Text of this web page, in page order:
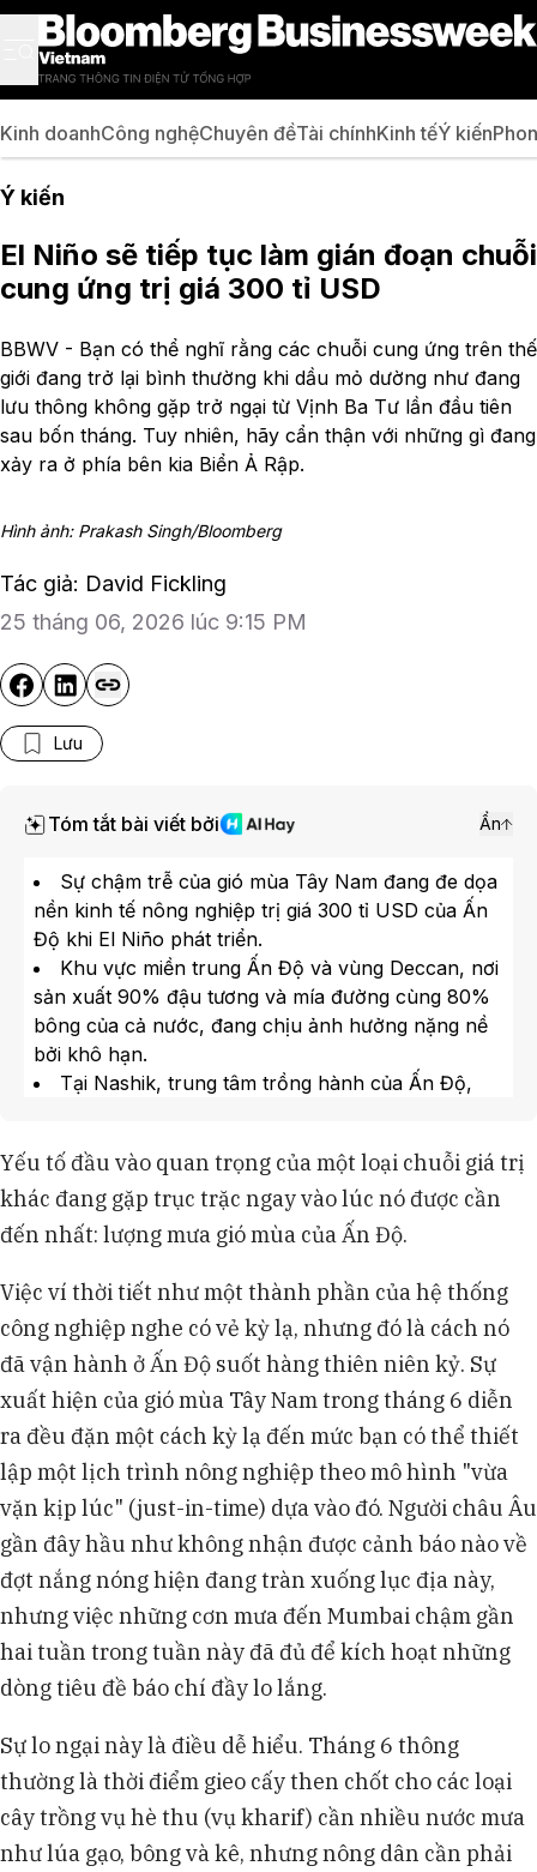
Kinh doanhCông nghệChuyên đềTài chínhKinh tếÝ kiến
Ý kiến
El Niño sẽ tiếp tục làm gián đoạn chuỗi
cung ứng trị giá 300 tỉ USD
BBWV - Bạn có thể nghĩ rằng các chuỗi cung ứng trên thế
giới đang trở lại bình thường khi dầu mỏ dường như đang
lưu thông không gặp trở ngại từ Vịnh Ba Tư lần đầu tiên
sau bốn tháng. Tuy nhiên, hãy cẩn thận với những gì đang
xảy ra ở phía bên kia Biển Ả Rập.
Hình ảnh: Prakash Singh/Bloomberg
Tác giả: David Fickling
25 tháng 06, 2026 lúc 9:15 PM
Lưu
Tóm tắt bài viết bởi Ẩn
Sự chậm trễ của gió mùa Tây Nam đang đe dọa
nền kinh tế nông nghiệp trị giá 300 tỉ USD của Ấn
Độ khi El Niño phát triển.
Khu vực miền trung Ấn Độ và vùng Deccan, nơi
sản xuất 90% đậu tương và mía đường cùng 80%
bông của cả nước, đang chịu ảnh hưởng nặng nề
bởi khô hạn.
Tại Nashik, trung tâm trồng hành của Ấn Độ,
thực.
Ngân hàng Dự trữ Ấn Độ (RBI) đã cảnh báo rủi
ro thời tiết, trong khi New Delhi có thể tiếp tục hạn
Theo chuyên mục gia Ông David Fickling của
Bloomberg, tình trạng ấm lên toàn cầu đang khiến
lượng mưa gió mùa tại Nam Á ngày càng khó dự
đoán.
Yếu tố đầu vào quan trọng của một loại chuỗi giá trị
khác đang gặp trục trặc ngay vào lúc nó được cần
đến nhất: lượng mưa gió mùa của Ấn Độ.
Việc ví thời tiết như một thành phần của hệ thống
công nghiệp nghe có vẻ kỳ lạ, nhưng đó là cách nó
đã vận hành ở Ấn Độ suốt hàng thiên niên kỷ. Sự
xuất hiện của gió mùa Tây Nam trong tháng 6 diễn
ra đều đặn một cách kỳ lạ đến mức bạn có thể thiết
lập một lịch trình nông nghiệp theo mô hình "vừa
vặn kịp lúc" (just-in-time) dựa vào đó. Người châu Âu
gần đây hầu như không nhận được cảnh báo nào về
đợt nắng nóng hiện đang tràn xuống lục địa này,
nhưng việc những cơn mưa đến Mumbai chậm gần
hai tuần trong tuần này đã đủ để kích hoạt những
dòng tiêu đề báo chí đầy lo lắng.
Sự lo ngại này là điều dễ hiểu. Tháng 6 thông
thường là thời điểm gieo cấy then chốt cho các loại
cây trồng vụ hè thu (vụ kharif) cần nhiều nước mưa
như lúa gạo, bông và kê, nhưng nông dân cần phải